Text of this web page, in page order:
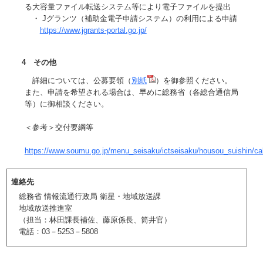
る大容量ファイル転送システム等により電子ファイルを提出
・ Jグランツ（補助金電子申請システム）の利用による申請
https://www.jgrants-portal.go.jp/
4 その他
詳細については、公募要領（ 別紙
）を御参照ください。
また、申請を希望される場合は、早めに総務省（各総合通信局
等）に御相談ください。
＜参考＞交付要綱等
https://www.soumu.go.jp/menu_seisaku/ictseisaku/housou_suishin/
連絡先
総務省 情報流通行政局 衛星・地域放送課
地域放送推進室
（担当：林田課長補佐、藤原係長、筒井官）
電話：03－5253－5808